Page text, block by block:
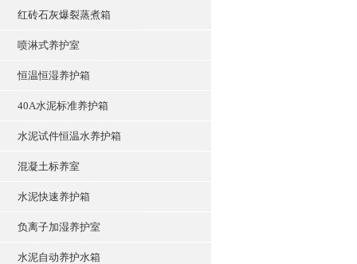
红砖石灰爆裂蒸煮箱
喷淋式养护室
恒温恒湿养护箱
40A水泥标准养护箱
水泥试件恒温水养护箱
混凝土标养室
水泥快速养护箱
负离子加湿养护室
水泥自动养护水箱